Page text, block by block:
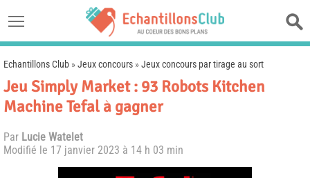
Echantillons Club »Jeux concours »Jeux concours par tirage au sort
Jeu Simply Market : 93 Robots Kitchen
Machine Tefal à gagner
Par Lucie Watelet
Modifié le 17 janvier 2023 à 14 h 03 min